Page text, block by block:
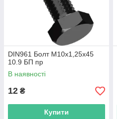
DIN961 Болт М10х1,25х45
10.9 БП пр
В наявності
12 ₴
Купити